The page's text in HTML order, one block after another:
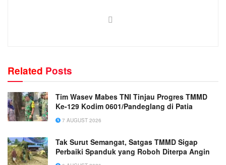
Related Posts
Tim Wasev Mabes TNI Tinjau Progres TMMD
Ke-129 Kodim 0601/Pandeglang di Patia
7 AUGUST 2026
Tak Surut Semangat, Satgas TMMD Sigap
Perbaiki Spanduk yang Roboh Diterpa Angin